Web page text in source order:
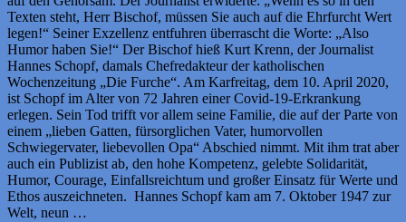
Texten steht, Herr Bischof, müssen Sie auch auf die Ehrfurcht Wert
legen!“ Seiner Exzellenz entfuhren überrascht die Worte: „Also
Humor haben Sie!“ Der Bischof hieß Kurt Krenn, der Journalist
Hannes Schopf, damals Chefredakteur der katholischen
Wochenzeitung „Die Furche“. Am Karfreitag, dem 10. April 2020,
ist Schopf im Alter von 72 Jahren einer Covid-19-Erkrankung
erlegen. Sein Tod trifft vor allem seine Familie, die auf der Parte von
einem „lieben Gatten, fürsorglichen Vater, humorvollen
Schwiegervater, liebevollen Opa“ Abschied nimmt. Mit ihm trat aber
auch ein Publizist ab, den hohe Kompetenz, gelebte Solidarität,
Humor, Courage, Einfallsreichtum und großer Einsatz für Werte und
Ethos auszeichneten. Hannes Schopf kam am 7. Oktober 1947 zur
Welt, neun …